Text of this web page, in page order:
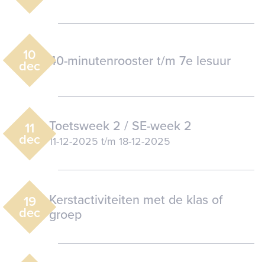
10
dec 40-minutenrooster t/m 7e lesuur
11
dec
Toetsweek 2 / SE-week 2
11-12-2025 t/m 18-12-2025
19
dec
Kerstactiviteiten met de klas of
groep